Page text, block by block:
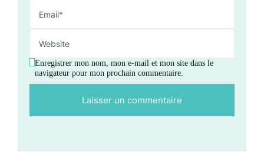
Enregistrer mon nom, mon e-mail et mon site dans le
navigateur pour mon prochain commentaire.